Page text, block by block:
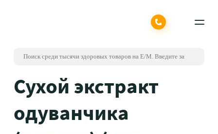
Сухой экстракт
одуванчика